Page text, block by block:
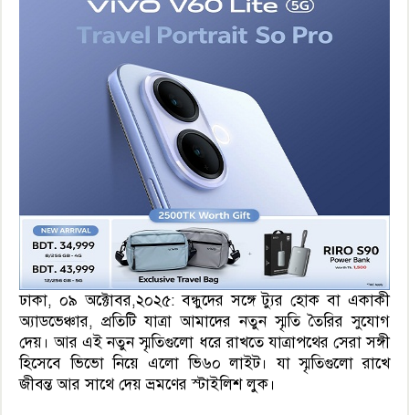
ঢাকা, ০৯ অক্টোবর,২০২৫: বন্ধুদের সঙ্গে ট্যুর হোক বা একাকী
অ্যাডভেঞ্চার, প্রতিটি যাত্রা আমাদের নতুন স্মৃতি তৈরির সুযোগ
দেয়। আর এই নতুন স্মৃতিগুলো ধরে রাখতে যাত্রাপথের সেরা সঙ্গী
হিসেবে ভিভো নিয়ে এলো ভি৬০ লাইট। যা স্মৃতিগুলো রাখে
জীবন্ত আর সাথে দেয় ভ্রমণের স্টাইলিশ লুক।